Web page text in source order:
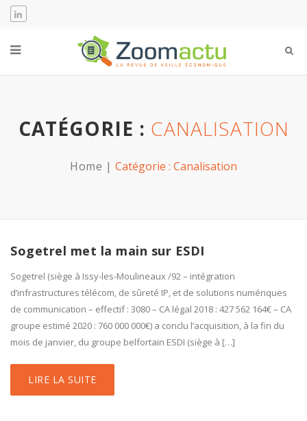
CATÉGORIE : CANALISATION
Home Catégorie : Canalisation
Sogetrel met la main sur ESDI
Sogetrel (siège à Issy-les-Moulineaux /92 – intégration
d’infrastructures télécom, de sûreté IP, et de solutions numériques
de communication – effectif : 3080 – CA légal 2018 : 427 562 164€ – CA
groupe estimé 2020 : 760 000 000€) a conclu l’acquisition, à la fin du
mois de janvier, du groupe belfortain ESDI (siège à […]
LIRE LA SUITE